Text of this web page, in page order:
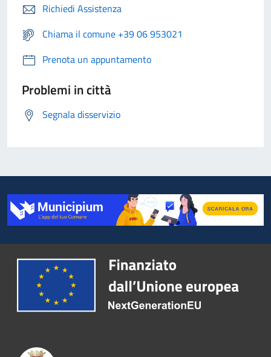
Richiedi Assistenza
Chiama il comune +39 06 953021
Prenota un appuntamento
Problemi in città
Segnala disservizio